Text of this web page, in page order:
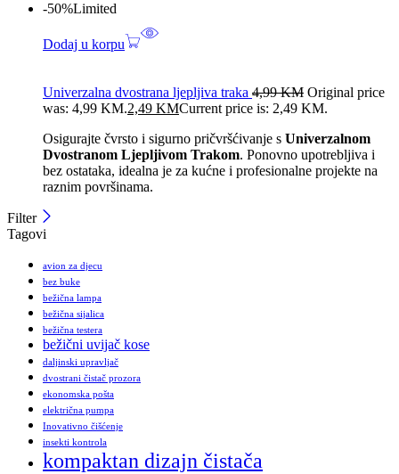
-50%Limited
Dodaj u korpu
Univerzalna dvostrana ljepljiva traka 4,99KM Original price
was: 4,99 KM.2,49 KMCurrent price is: 2,49 KM.
Osigurajte čvrsto i sigurno pričvršćivanje s Univerzalnom
Dvostranom Ljepljivom Trakom. Ponovno upotrebljiva i
bez ostataka, idealna je za kućne i profesionalne projekte na
raznim površinama.
Filter
Tagovi
avion za djecu
bez buke
bežična lampa
bežična sijalica
bežična testera
bežični uvijač kose
daljinski upravljač
dvostrani čistač prozora
ekonomska pošta
električna pumpa
Inovativno čišćenje
insekti kontrola
kompaktan dizajn čistača